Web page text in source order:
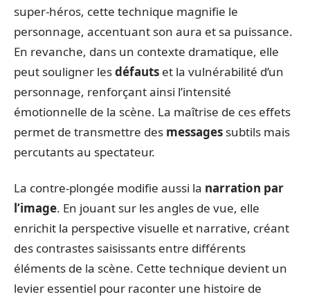
super-héros, cette technique magnifie le
personnage, accentuant son aura et sa puissance.
En revanche, dans un contexte dramatique, elle
peut souligner lesdéfauts et la vulnérabilité d’un
personnage, renforçant ainsi l’intensité
émotionnelle de la scène. La maîtrise de ces effets
permet de transmettre des messages subtils mais
percutants au spectateur.
La contre-plongée modifie aussi la narration par
l’image. En jouant sur les angles de vue, elle
enrichit la perspective visuelle et narrative, créant
des contrastes saisissants entre différents
éléments de la scène. Cette technique devient un
levier essentiel pour raconter une histoire de